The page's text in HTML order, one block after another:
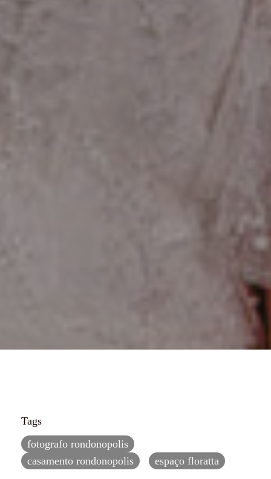
Tags
fotografo rondonopolis
casamento rondonopolis
espaço floratta